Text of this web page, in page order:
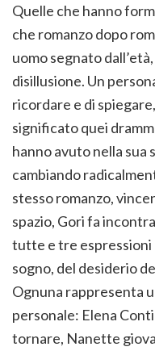
Quelle che hanno
che romanzo dopo
uomo segnato
disillusione. Un
ricordare e di
significato quei
hanno avuto nella
cambiando
stesso romanzo,
spazio, Gori fa
tutte e tre espressioni
sogno, del desiderio
Ognuna rappresenta
personale: Elena
tornare, Nanette